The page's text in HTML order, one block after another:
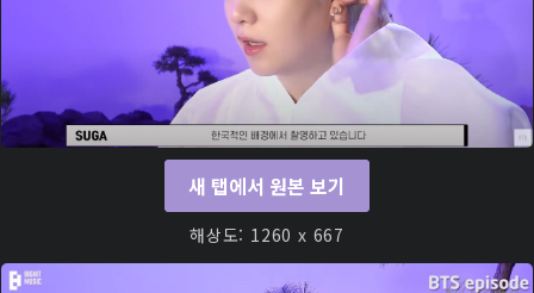
새 탭에서 원본 보기
해상도: 1260 x 667